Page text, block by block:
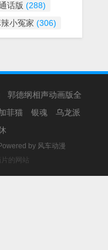
话版 (288)
辣小冤家 (306)
郭德纲相声动画版全
菲猫 银魂
乌龙派
by 风车动漫
的网站